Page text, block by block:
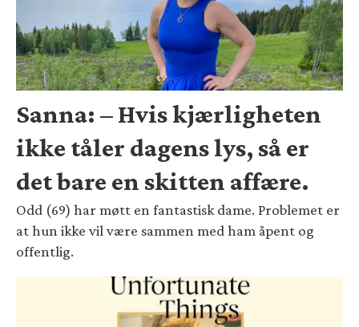
Sanna: – Hvis kjærligheten
ikke tåler dagens lys, så er
det bare en skitten affære.
Odd (69) har møtt en fantastisk dame. Problemet er
at hun ikke vil være sammen med ham åpent og
offentlig.